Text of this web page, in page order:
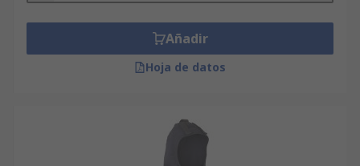
Añadir
Hoja de datos